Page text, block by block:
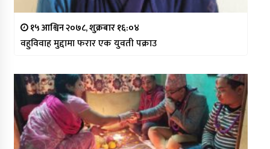
१५ आश्विन २०७८, शुक्रबार १६:०४
वहुविवाह मुद्दामा फरार एक युवती पक्राउ